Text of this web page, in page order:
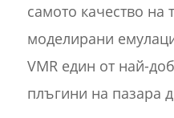
самото качество на
моделирани
VMR един от най-
плъгини на пазара